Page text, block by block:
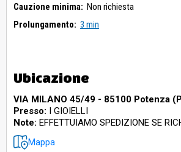
Cauzione minima: Non richiesta
Prolungamento: 3 min
Ubicazione
VIA MILANO 45/49 - 85100 Potenza
Presso: I GIOIELLI
Note: EFFETTUIAMO SPEDIZIONE SE
Mappa